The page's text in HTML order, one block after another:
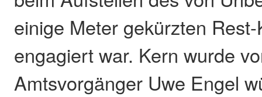
einige Meter gekürzten
engagiert war. Kern wurde
Amtsvorgänger Uwe Engel